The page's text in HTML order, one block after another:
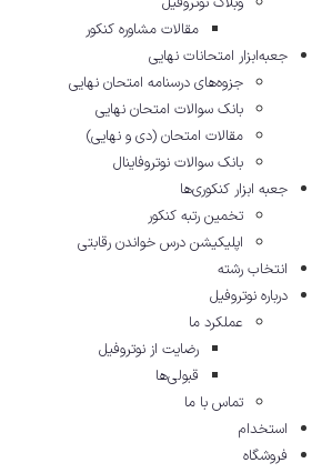
مقالات مشاوره‌ کنکور
جعبه‌ابزار امتحانات نهایی
جزوه‌های درسنامه امتحان نهایی
بانک سوالات امتحان نهایی
مقالات امتحان (دی و نهایی)
بانک سوالات نوتروفاینال
جعبه ابزار کنکوری‌ها
تخمین رتبه کنکور
اپلیکیشن درس خواندن رقابتی
انتخاب رشته
درباره نوتروفیل
عملکرد ما
رضایت از نوتروفیل
قبولی‌ها
تماس با ما
استخدام
فروشگاه